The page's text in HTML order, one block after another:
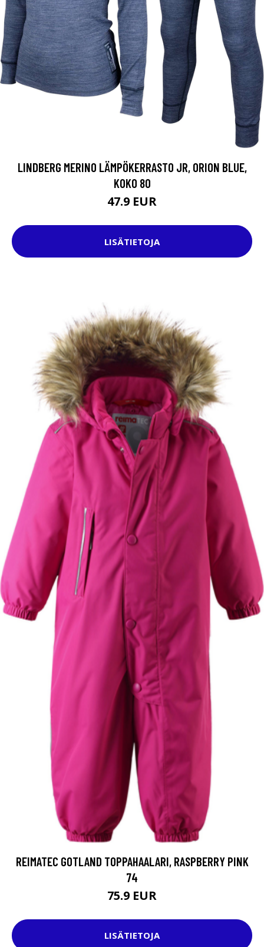
LINDBERG MERINO LÄMPÖKERRASTO JR, ORION BLUE,
KOKO 80
47.9 EUR
LISÄTIETOJA
REIMATEC GOTLAND TOPPAHAALARI, RASPBERRY PINK
74
75.9 EUR
LISÄTIETOJA